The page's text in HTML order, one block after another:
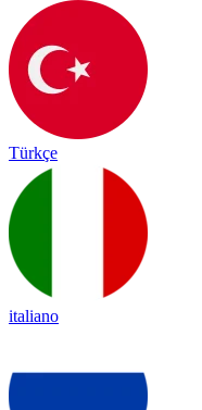
Türkçe
italiano